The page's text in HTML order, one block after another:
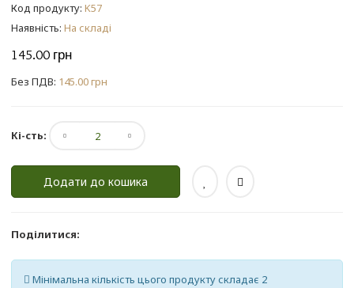
Код продукту: K57
Наявність: На складі
145.00 грн
Без ПДВ: 145.00 грн
Кі-сть:
Додати до кошика
Поділитися:
Мінімальна кількість цього продукту складає 2